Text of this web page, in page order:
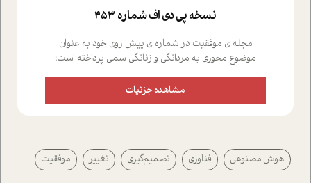
نسخه پي دي اف شماره 453
مجله ی موفقیت در شماره ی پیش روی خود به عنوان
موضوع محوری به مردانگی و زنانگی سمی پرداخته است؛
علیخواه، جامعه شناس در بخش های مختلف تلاش کرده ایم
از دریچه های گوناگون به این موضوع مهم بپردازیم.فصل
پیرامون آن آشنا می کند.در بخش دو فنجان داغ به سراغ افرادی
رفته ایم که موفقیت را در عمل به اثبات رسانده اند؛ سید
حمیدرضا محتشمی که بیست و پنجمین سال فعالیت حرفه
مشاهده جزئیات
هوش مصنوعی فناوری تصمیم‌گیری تغییر موفقیت